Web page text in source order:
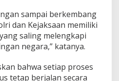
sampai berkembang
dan Kejaksaan memiliki
saling melengkapi
negara,” katanya.
bahwa setiap proses
tetap berjalan secara